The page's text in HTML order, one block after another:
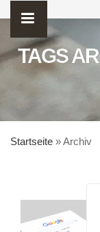
TAGS
Startseite »Archiv